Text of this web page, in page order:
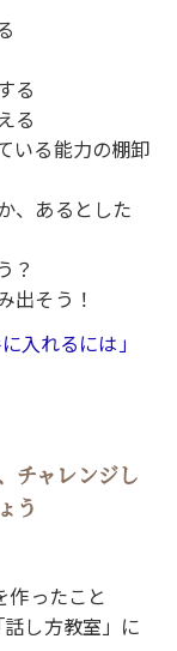
る
る
いる能力の棚卸
、あるとした
？
出そう！
入れるには」
チャレンジし
う
作ったこと
し方教室」に